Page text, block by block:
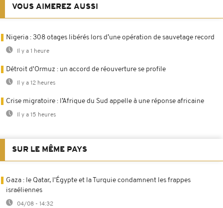
VOUS AIMEREZ AUSSI
Nigeria : 308 otages libérés lors d’une opération de sauvetage record
Il y a 1 heure
Détroit d'Ormuz : un accord de réouverture se profile
Il y a 12 heures
Crise migratoire : l’Afrique du Sud appelle à une réponse africaine
Il y a 15 heures
SUR LE MÊME PAYS
Gaza : le Qatar, l'Égypte et la Turquie condamnent les frappes
israéliennes
04/08 - 14:32